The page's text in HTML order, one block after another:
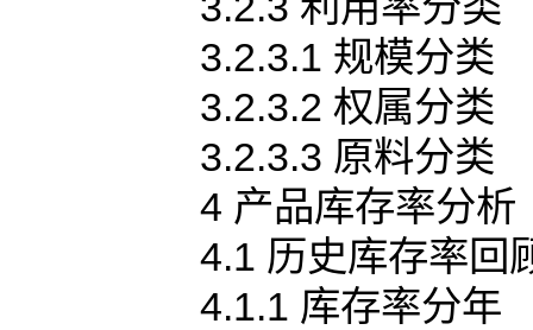
3.2.3.1 规模分类
3.2.3.2 权属分类
3.2.3.3 原料分类
4 产品库存率分析
4.1 历史库存率回
4.1.1 库存率分年